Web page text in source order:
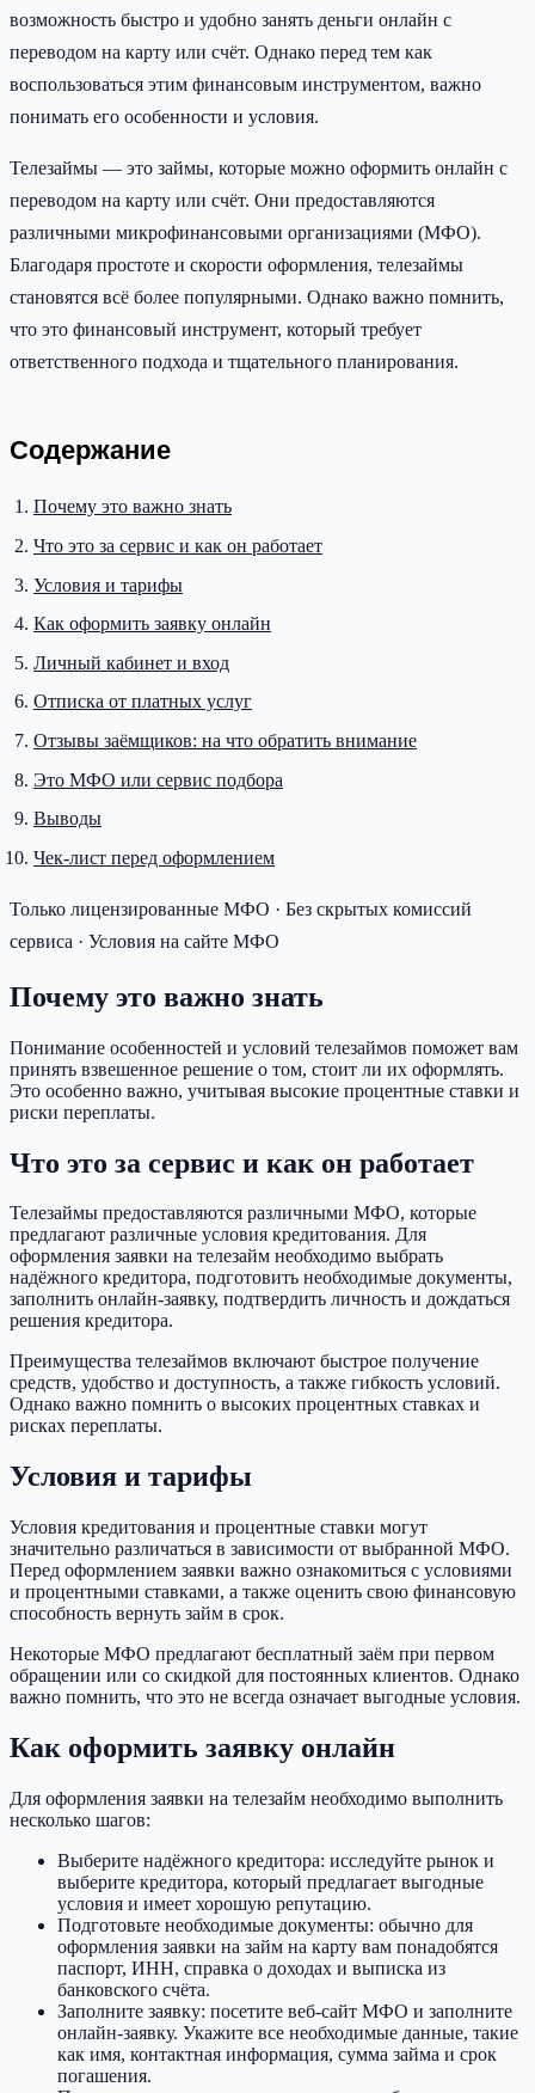
возможность быстро и удобно занять деньги онлайн с
переводом на карту или счёт. Однако перед тем как
воспользоваться этим финансовым инструментом, важно
понимать его особенности и условия.
Телезаймы — это займы, которые можно оформить онлайн с
переводом на карту или счёт. Они предоставляются
различными микрофинансовыми организациями (МФО).
Благодаря простоте и скорости оформления, телезаймы
становятся всё более популярными. Однако важно помнить,
что это финансовый инструмент, который требует
ответственного подхода и тщательного планирования.
Содержание
Почему это важно знать
Что это за сервис и как он работает
Условия и тарифы
Как оформить заявку онлайн
Личный кабинет и вход
Отписка от платных услуг
Отзывы заёмщиков: на что обратить внимание
Это МФО или сервис подбора
Выводы
Чек-лист перед оформлением
Только лицензированные МФО · Без скрытых комиссий
сервиса · Условия на сайте МФО
Почему это важно знать
Понимание особенностей и условий телезаймов поможет вам
принять взвешенное решение о том, стоит ли их оформлять.
Это особенно важно, учитывая высокие процентные ставки и
риски переплаты.
Что это за сервис и как он работает
Телезаймы предоставляются различными МФО, которые
предлагают различные условия кредитования. Для
оформления заявки на телезайм необходимо выбрать
надёжного кредитора, подготовить необходимые документы,
заполнить онлайн-заявку, подтвердить личность и дождаться
решения кредитора.
Преимущества телезаймов включают быстрое получение
средств, удобство и доступность, а также гибкость условий.
Однако важно помнить о высоких процентных ставках и
рисках переплаты.
Условия и тарифы
Условия кредитования и процентные ставки могут
значительно различаться в зависимости от выбранной МФО.
Перед оформлением заявки важно ознакомиться с условиями
и процентными ставками, а также оценить свою финансовую
способность вернуть займ в срок.
Некоторые МФО предлагают бесплатный заём при первом
обращении или со скидкой для постоянных клиентов. Однако
важно помнить, что это не всегда означает выгодные условия.
Как оформить заявку онлайн
Для оформления заявки на телезайм необходимо выполнить
несколько шагов:
Выберите надёжного кредитора: исследуйте рынок и
выберите кредитора, который предлагает выгодные
условия и имеет хорошую репутацию.
Подготовьте необходимые документы: обычно для
оформления заявки на займ на карту вам понадобятся
паспорт, ИНН, справка о доходах и выписка из
банковского счёта.
Заполните заявку: посетите веб-сайт МФО и заполните
онлайн-заявку. Укажите все необходимые данные, такие
как имя, контактная информация, сумма займа и срок
погашения.